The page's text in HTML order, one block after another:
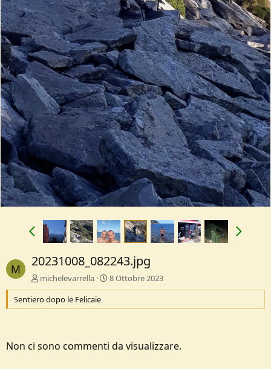
M 20231008_082243.jpg
michelevarrella
8 Ottobre 2023
Sentiero dopo le Felicaie
Non ci sono commenti da visualizzare.